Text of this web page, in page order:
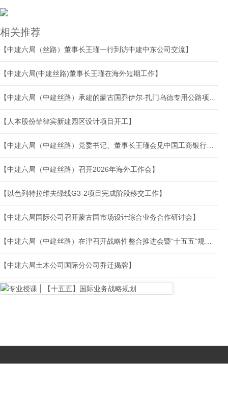
相关推荐
【中建六局（丝路）董事长王瑾一行到访中建中东公司交流】
【中建六局(中建丝路)董事长王瑾在海外短期工作】
【中建六局（中建丝路）承建的蒙古国乔伊尔-扎门乌德专用公路项目开工】
【人本股份菲律宾新建园区设计项目开工】
【中建六局（中建丝路）党委书记、董事长王瑾会见中国工商银行天津市分行党委书记、行长张江山】
【中建六局（中建丝路）召开2026年海外工作会】
【以色列特拉维夫绿线G3-2项目完成阶段移交工作】
【中建六局国际公司召开蒙古国市场设计综合业务合作研讨会】
【中建六局（中建丝路）在津召开战略性整合推进会暨“十五五”规划务虚会】
【中建六局土木公司国际分公司乔迁揭牌】